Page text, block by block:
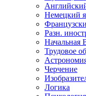
Немецкий
Разн.
Начальная
Трудовое
Черчение
Логика